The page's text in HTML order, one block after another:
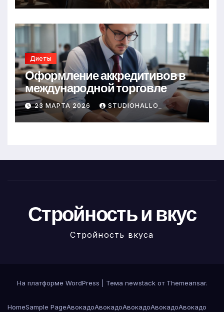
Диеты
Оформление аккредитивов в
международной торговле
23 МАРТА 2026 STUDIOHALLO_
Стройность и вкус
Стройность вкуса
На платформе WordPress Тема newstack от Themeansar.
HomeSample PageАвокадоАвокадоАвокадоАвокадоАвокадо